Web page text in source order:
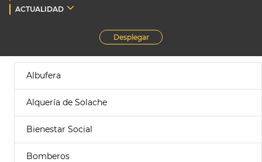
ACTUALIDAD
Desplegar
Albufera
Alquería de Solache
Bienestar Social
Bomberos